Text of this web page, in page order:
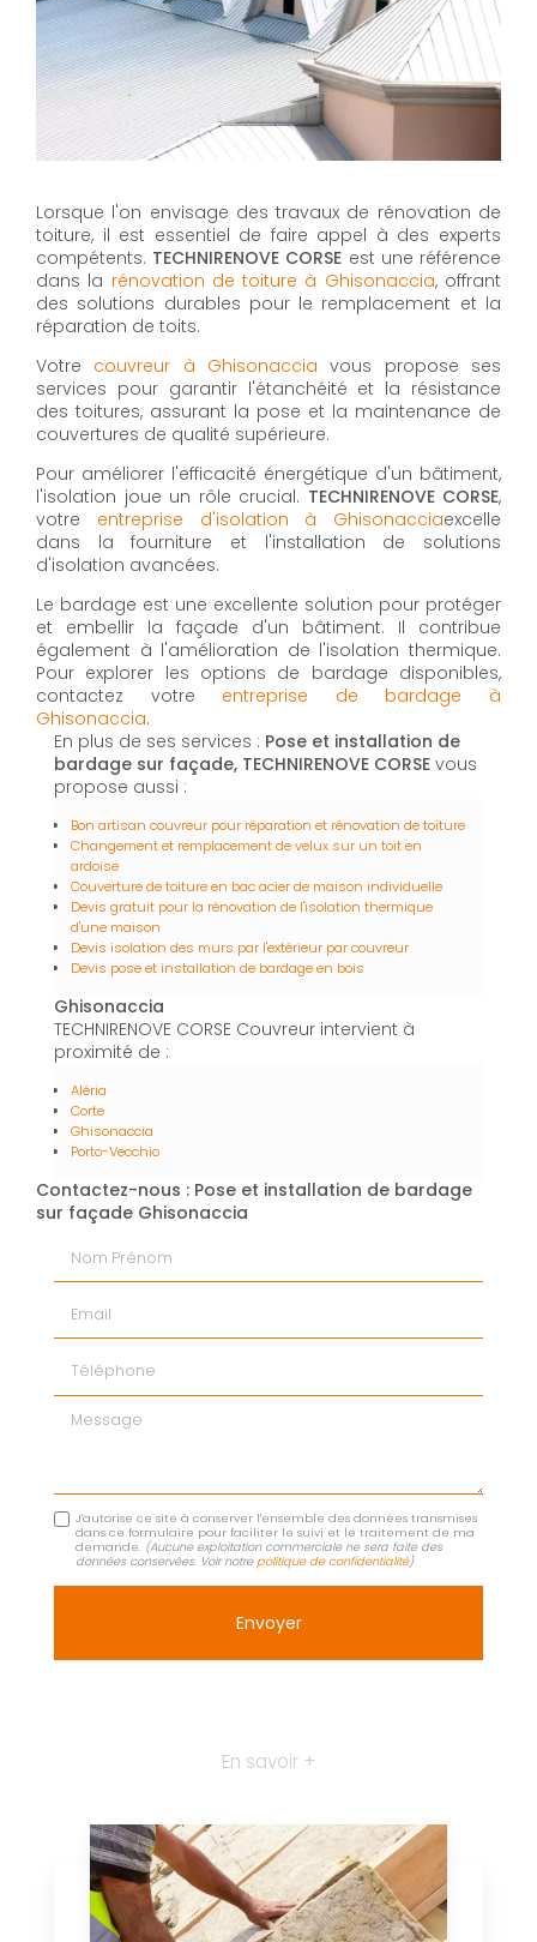
Lorsque l'on envisage des travaux de rénovation de
toiture, il est essentiel de faire appel à des experts
compétents. TECHNIRENOVE CORSE est une référence
dans la rénovation de toiture à Ghisonaccia, offrant
des solutions durables pour le remplacement et la
réparation de toits.
Votre couvreur à Ghisonaccia vous propose ses
services pour garantir l'étanchéité et la résistance
des toitures, assurant la pose et la maintenance de
couvertures de qualité supérieure.
Pour améliorer l'efficacité énergétique d'un bâtiment,
l'isolation joue un rôle crucial. TECHNIRENOVE CORSE,
votre entreprise d'isolation à Ghisonacciaexcelle
dans la fourniture et l'installation de solutions
d'isolation avancées.
Le bardage est une excellente solution pour protéger
et embellir la façade d'un bâtiment. Il contribue
également à l'amélioration de l'isolation thermique.
Pour explorer les options de bardage disponibles,
contactez votre entreprise de bardage à
Ghisonaccia.
En plus de ses services : Pose et installation de
bardage sur façade, TECHNIRENOVE CORSE vous
propose aussi :
Bon artisan couvreur pour réparation et rénovation de toiture
Changement et remplacement de velux sur un toit en
ardoise
Couverture de toiture en bac acier de maison individuelle
Devis gratuit pour la rénovation de l'isolation thermique
d'une maison
Devis isolation des murs par l'extérieur par couvreur
Devis pose et installation de bardage en bois
Ghisonaccia
TECHNIRENOVE CORSE Couvreur intervient à
proximité de :
Aléria
Corte
Ghisonaccia
Porto-Vecchio
Contactez-nous : Pose et installation de bardage
sur façade Ghisonaccia
Message
J'autorise ce site à conserver l'ensemble des données transmises
dans ce formulaire pour faciliter le suivi et le traitement de ma
demande. (Aucune exploitation commerciale ne sera faite des
données conservées. Voir notrepolitique de confidentialité)
En savoir +